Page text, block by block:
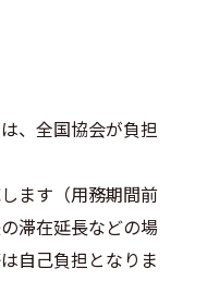
、全国協会が負担
ます（用務期間前
滞在延長などの場
自己負担となりま